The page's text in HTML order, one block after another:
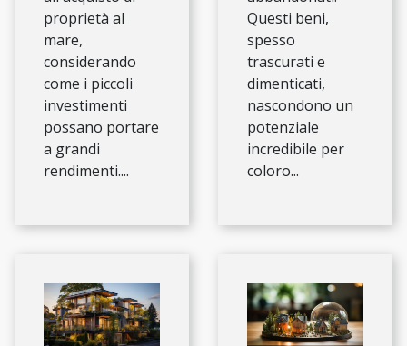
proprietà al
mare,
considerando
come i piccoli
investimenti
possano portare
a grandi
rendimenti....
Questi beni,
spesso
trascurati e
dimenticati,
nascondono un
potenziale
incredibile per
coloro...